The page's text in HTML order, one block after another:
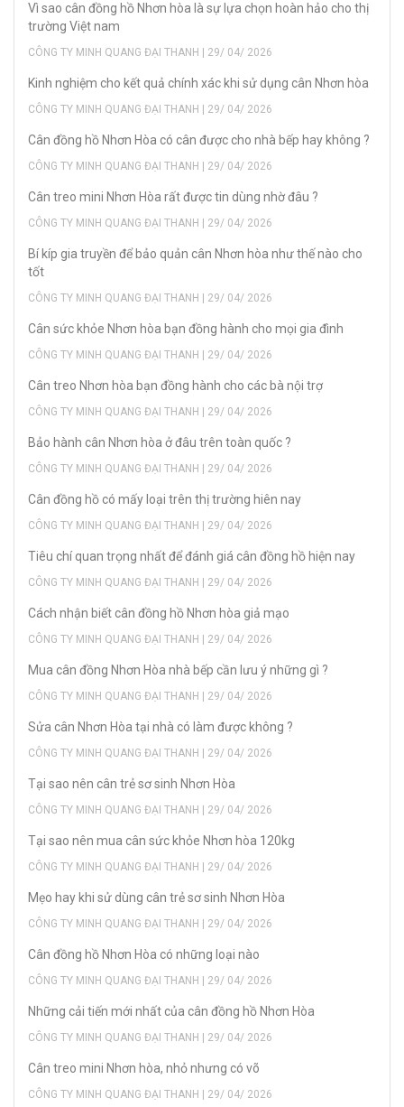
Vì sao cân đồng hồ Nhơn hòa là sự lựa chọn hoàn hảo cho thị
trường Việt nam
CÔNG TY MINH QUANG ĐẠI THANH | 29/ 04/ 2026
Kinh nghiệm cho kết quả chính xác khi sử dụng cân Nhơn hòa
CÔNG TY MINH QUANG ĐẠI THANH | 29/ 04/ 2026
Cân đồng hồ Nhơn Hòa có cân được cho nhà bếp hay không ?
CÔNG TY MINH QUANG ĐẠI THANH | 29/ 04/ 2026
Cân treo mini Nhơn Hòa rất được tin dùng nhờ đâu ?
CÔNG TY MINH QUANG ĐẠI THANH | 29/ 04/ 2026
Bí kíp gia truyền để bảo quản cân Nhơn hòa như thế nào cho
tốt
CÔNG TY MINH QUANG ĐẠI THANH | 29/ 04/ 2026
Cân sức khỏe Nhơn hòa bạn đồng hành cho mọi gia đình
CÔNG TY MINH QUANG ĐẠI THANH | 29/ 04/ 2026
Cân treo Nhơn hòa bạn đồng hành cho các bà nội trợ
CÔNG TY MINH QUANG ĐẠI THANH | 29/ 04/ 2026
Bảo hành cân Nhơn hòa ở đâu trên toàn quốc ?
CÔNG TY MINH QUANG ĐẠI THANH | 29/ 04/ 2026
Cân đồng hồ có mấy loại trên thị trường hiên nay
CÔNG TY MINH QUANG ĐẠI THANH | 29/ 04/ 2026
Tiêu chí quan trọng nhất để đánh giá cân đồng hồ hiện nay
CÔNG TY MINH QUANG ĐẠI THANH | 29/ 04/ 2026
Cách nhận biết cân đồng hồ Nhơn hòa giả mạo
CÔNG TY MINH QUANG ĐẠI THANH | 29/ 04/ 2026
Mua cân đồng Nhơn Hòa nhà bếp cần lưu ý những gì ?
CÔNG TY MINH QUANG ĐẠI THANH | 29/ 04/ 2026
Sửa cân Nhơn Hòa tại nhà có làm được không ?
CÔNG TY MINH QUANG ĐẠI THANH | 29/ 04/ 2026
Tại sao nên cân trẻ sơ sinh Nhơn Hòa
CÔNG TY MINH QUANG ĐẠI THANH | 29/ 04/ 2026
Tại sao nên mua cân sức khỏe Nhơn hòa 120kg
CÔNG TY MINH QUANG ĐẠI THANH | 29/ 04/ 2026
Mẹo hay khi sử dùng cân trẻ sơ sinh Nhơn Hòa
CÔNG TY MINH QUANG ĐẠI THANH | 29/ 04/ 2026
Cân đồng hồ Nhơn Hòa có những loại nào
CÔNG TY MINH QUANG ĐẠI THANH | 29/ 04/ 2026
Những cải tiến mới nhất của cân đồng hồ Nhơn Hòa
CÔNG TY MINH QUANG ĐẠI THANH | 29/ 04/ 2026
Cân treo mini Nhơn hòa, nhỏ nhưng có võ
CÔNG TY MINH QUANG ĐẠI THANH | 29/ 04/ 2026